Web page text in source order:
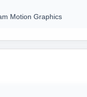
Motion Graphics